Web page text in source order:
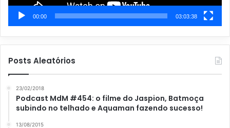
00:00 03:03:38
Posts Aleatórios
23/02/2018
Podcast MdM #454: o filme do Jaspion, Batmoça
subindo no telhado e Aquaman fazendo sucesso!
13/08/2015